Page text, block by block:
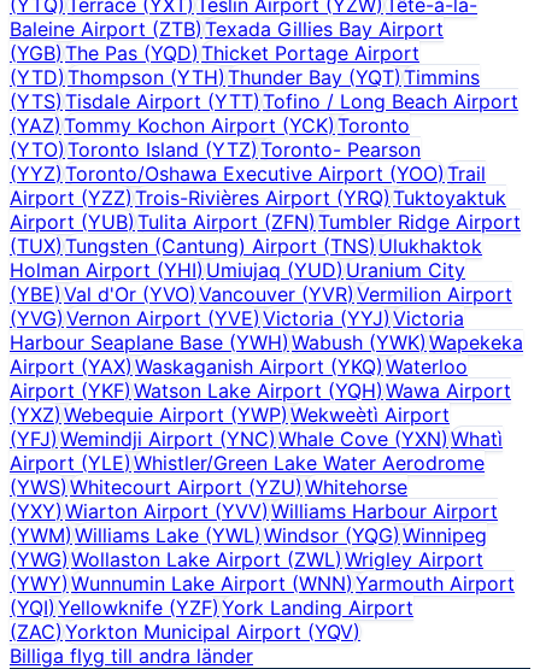
Baleine Airport (ZTB)Texada Gillies Bay Airport
(YGB)The Pas (YQD)Thicket Portage Airport
(YTD)Thompson (YTH) Thunder Bay (YQT) Timmins
(YTS)Tisdale Airport (YTT) Tofino / Long Beach Airport
(YAZ)Tommy Kochon Airport (YCK) Toronto
(YTO)Toronto Island (YTZ) Toronto- Pearson
(YYZ)Toronto/Oshawa Executive Airport (YOO)Trail
Airport (YZZ)Trois-Rivières Airport (YRQ) Tuktoyaktuk
Airport (YUB)Tulita Airport (ZFN) Tumbler Ridge Airport
(TUX)Tungsten (Cantung) Airport (TNS) Ulukhaktok
Holman Airport (YHI)Umiujaq (YUD) Uranium City
(YBE)Val d'Or (YVO) Vancouver (YVR) Vermilion Airport
(YVG)Vernon Airport (YVE) Victoria (YYJ) Victoria
Harbour Seaplane Base (YWH)Wabush (YWK) Wapekeka
Airport (YAX)Waskaganish Airport (YKQ) Waterloo
Airport (YKF)Watson Lake Airport (YQH)Wawa Airport
(YXZ)Webequie Airport (YWP) Wekweètì Airport
(YFJ)Wemindji Airport (YNC) Whale Cove (YXN) Whatì
Airport (YLE)Whistler/Green Lake Water Aerodrome
(YWS)Whitecourt Airport (YZU) Whitehorse
(YXY)Wiarton Airport (YVV) Williams Harbour Airport
(YWM)Williams Lake (YWL) Windsor (YQG) Winnipeg
(YWG)Wollaston Lake Airport (ZWL) Wrigley Airport
(YWY)Wunnumin Lake Airport (WNN) Yarmouth Airport
(YQI)Yellowknife (YZF) York Landing Airport
(ZAC)Yorkton Municipal Airport (YQV)
Billiga flyg till andra länder